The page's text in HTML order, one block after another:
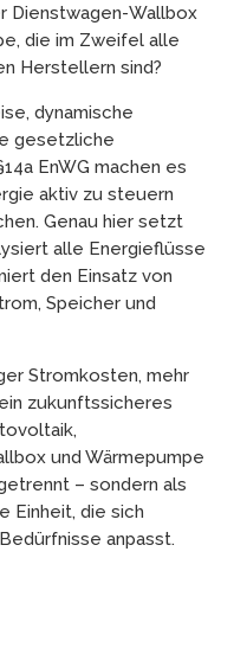
Dienstwagen-Wallbox
die im Zweifel alle
Herstellern sind?
dynamische
gesetzliche
EnWG machen es
aktiv zu steuern
Genau hier setzt
alle Energieflüsse
den Einsatz von
Speicher und
Stromkosten, mehr
zukunftssicheres
und Wärmepumpe
– sondern als
Einheit, die sich
anpasst.